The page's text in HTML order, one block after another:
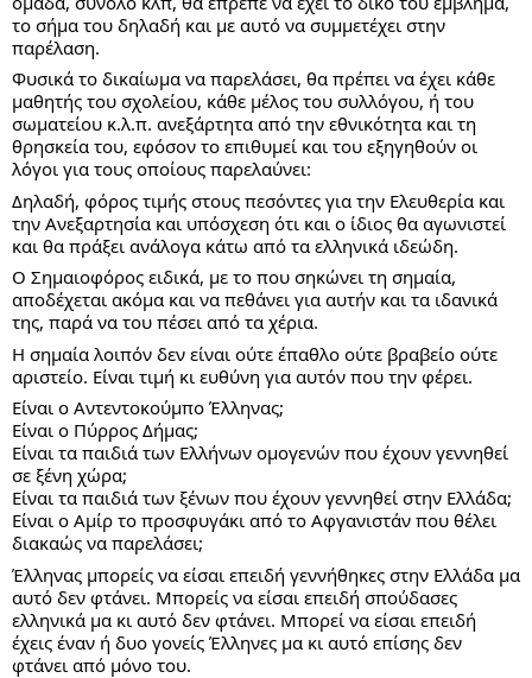
το σήμα του δηλαδή και με αυτό να συμμετέχει στην
παρέλαση.
Φυσικά το δικαίωμα να παρελάσει, θα πρέπει να έχει κάθε
μαθητής του σχολείου, κάθε μέλος του συλλόγου, ή του
σωματείου κ.λ.π. ανεξάρτητα από την εθνικότητα και τη
θρησκεία του, εφόσον το επιθυμεί και του εξηγηθούν οι
λόγοι για τους οποίους παρελαύνει:
Δηλαδή, φόρος τιμής στους πεσόντες για την Ελευθερία και
την Ανεξαρτησία και υπόσχεση ότι και ο ίδιος θα αγωνιστεί
και θα πράξει ανάλογα κάτω από τα ελληνικά ιδεώδη.
Ο Σημαιοφόρος ειδικά, με το που σηκώνει τη σημαία,
αποδέχεται ακόμα και να πεθάνει για αυτήν και τα ιδανικά
της, παρά να του πέσει από τα χέρια.
Η σημαία λοιπόν δεν είναι ούτε έπαθλο ούτε βραβείο ούτε
αριστείο. Είναι τιμή κι ευθύνη για αυτόν που την φέρει.
Είναι ο Αντεντοκούμπο Έλληνας;
Είναι ο Πύρρος Δήμας;
Είναι τα παιδιά των Ελλήνων ομογενών που έχουν γεννηθεί
σε ξένη χώρα;
Είναι τα παιδιά των ξένων που έχουν γεννηθεί στην Ελλάδα;
Είναι ο Αμίρ το προσφυγάκι από το Αφγανιστάν που θέλει
διακαώς να παρελάσει;
Έλληνας μπορείς να είσαι επειδή γεννήθηκες στην Ελλάδα μα
αυτό δεν φτάνει. Μπορείς να είσαι επειδή σπούδασες
ελληνικά μα κι αυτό δεν φτάνει. Μπορεί να είσαι επειδή
έχεις έναν ή δυο γονείς Έλληνες μα κι αυτό επίσης δεν
φτάνει από μόνο του.